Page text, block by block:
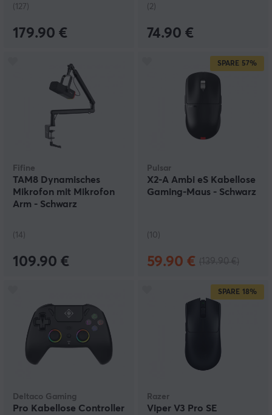
(127)
179.90 €
(2)
74.90 €
Fifine
TAM8 Dynamisches
Mikrofon mit Mikrofon
Arm - Schwarz
(14)
109.90 €
SPARE 57%
Pulsar
X2-A Ambi eS Kabellose
Gaming-Maus - Schwarz
(10)
59.90 €
Deltaco Gaming
Pro Kabellose Controller
SPARE 18%
Razer
Viper V3 Pro SE